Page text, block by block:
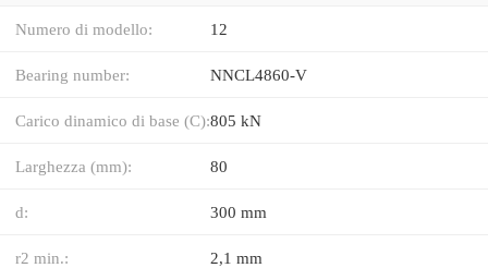
Numero di modello: 12
Bearing number: NNCL4860-V
Carico dinamico di base (C):805 kN
Larghezza (mm): 80
d: 300 mm
r2 min.: 2,1 mm